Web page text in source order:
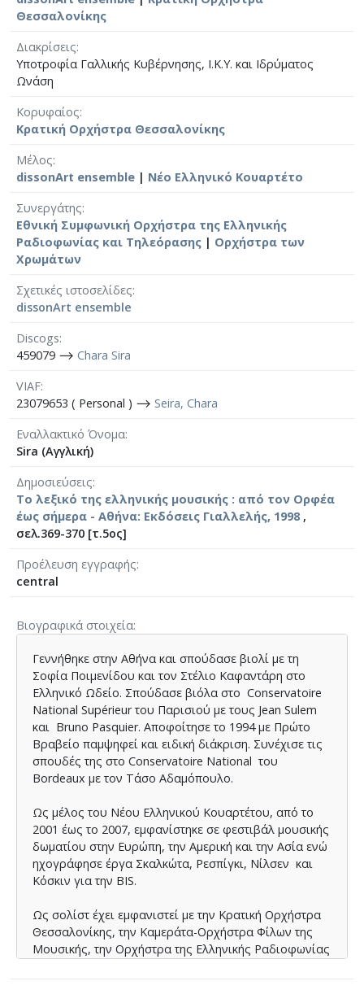
Θεσσαλονίκης
Διακρίσεις
Υποτροφία Γαλλικής Κυβέρνησης, Ι.Κ.Υ. και Ιδρύματος
Ωνάση
Κορυφαίος
Κρατική Ορχήστρα Θεσσαλονίκης
Μέλος
dissonArt ensemble | Νέο Ελληνικό Κουαρτέτο
Συνεργάτης
Εθνική Συμφωνική Ορχήστρα της Ελληνικής
Ραδιοφωνίας και Τηλεόρασης | Ορχήστρα των
Χρωμάτων
Σχετικές ιστοσελίδες
dissonArt ensemble
Discogs
459079 ⟶ Chara Sira
VIAF
23079653 ( Personal ) ⟶ Seira, Chara
Εναλλακτικό Όνομα
Sira (Αγγλική)
Δημοσιεύσεις
Το λεξικό της ελληνικής μουσικής : από τον Ορφέα
έως σήμερα - Αθήνα: Εκδόσεις Γιαλλελής, 1998 ,
σελ.369-370 [τ.5ος]
Προέλευση εγγραφής
central
Βιογραφικά στοιχεία
Γεννήθηκε στην Αθήνα και σπούδασε βιολί με τη
Σοφία Ποιμενίδου και τον Στέλιο Καφαντάρη στο
Ελληνικό Ωδείο. Σπούδασε βιόλα στο Conservatoire
National Supérieur του Παρισιού με τους Jean Sulem
και Bruno Pasquier. Αποφοίτησε το 1994 με Πρώτο
Βραβείο παμψηφεί και ειδική διάκριση. Συνέχισε τις
σπουδές της στο Conservatoire National του
Bordeaux με τον Τάσο Αδαμόπουλο.
Ως μέλος του Νέου Ελληνικού Κουαρτέτου, από το
2001 έως το 2007, εμφανίστηκε σε φεστιβάλ μουσικής
δωματίου στην Ευρώπη, την Αμερική και την Ασία ενώ
ηχογράφησε έργα Σκαλκώτα, Ρεσπίγκι, Νίλσεν και
Κόσκιν για την BIS.
Ως σολίστ έχει εμφανιστεί με την Κρατική Ορχήστρα
Θεσσαλονίκης, την Καμεράτα-Ορχήστρα Φίλων της
Μουσικής, την Ορχήστρα της Ελληνικής Ραδιοφωνίας